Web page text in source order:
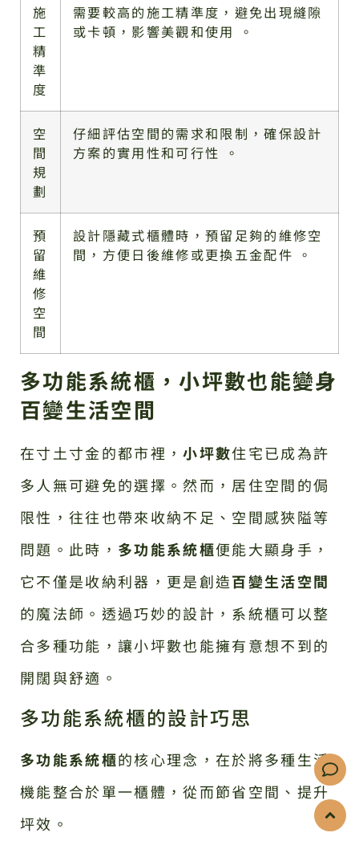
施
工
精
準
度
需要較高的施工精準度，避免出現縫隙
或卡頓，影響美觀和使用 。
空
間
規
劃
仔細評估空間的需求和限制，確保設計
方案的實用性和可行性 。
預
留
維
修
空
間
設計隱藏式櫃體時，預留足夠的維修空
間，方便日後維修或更換五金配件 。
多功能系統櫃，小坪數也能變身
百變生活空間
在寸土寸金的都市裡，小坪數住宅已成為許
多人無可避免的選擇。然而，居住空間的侷
限性，往往也帶來收納不足、空間感狹隘等
問題。此時， 多功能系統櫃便能大顯身手，
它不僅是收納利器，更是創造百變生活空間
的魔法師。透過巧妙的設計，系統櫃可以整
合多種功能，讓小坪數也能擁有意想不到的
開闊與舒適。
多功能系統櫃的設計巧思
多功能系統櫃的核心理念，在於將多種生活
機能整合於單一櫃體，從而節省空間、提升
坪效。